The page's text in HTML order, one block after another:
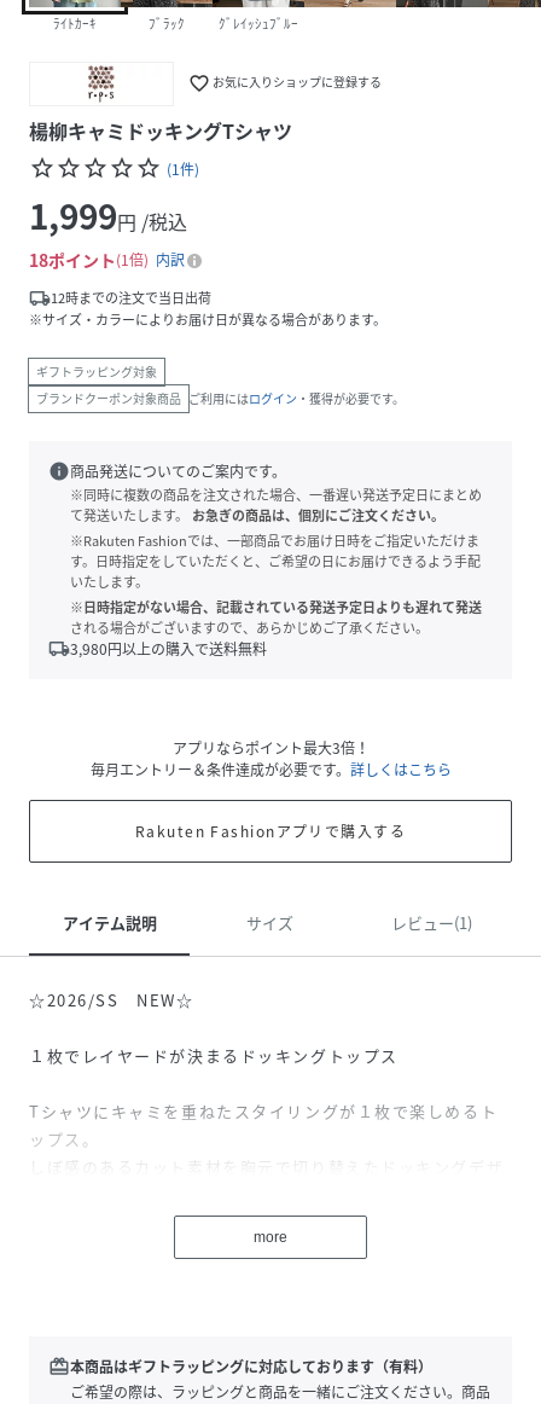
ﾗｲﾄｶｰｷ ﾌﾞﾗｯｸ ｸﾞﾚｲｯｼｭﾌﾞﾙｰ
favorite_border お気に入りショップに登録する
楊柳キャミドッキングTシャツ
star_borderstar_borderstar_borderstar_borderstar_border (1件)
1,999円 /税込
18ポイント 1倍
内訳
local_shipping12時までの注文で当日出荷
※サイズ・カラーによりお届け日が異なる場合があります。
ギフトラッピング対象
ブランドクーポン対象商品 ご利用にはログイン ・獲得が必要です。
info商品発送についてのご案内です。
※同時に複数の商品を注文された場合、一番遅い発送予定日にまとめ
て発送いたします。
お急ぎの商品は、個別にご注文ください。
※Rakuten Fashionでは、一部商品でお届け日時をご指定いただけま
す。日時指定をしていただくと、ご希望の日にお届けできるよう手配
いたします。
※日時指定がない場合、記載されている発送予定日よりも遅れて発送
される場合がございますので、あらかじめご了承ください。
local_shipping3,980円以上の購入で送料無料
アプリならポイント最大3倍！
毎月エントリー＆条件達成が必要です。 詳しくはこちら
Rakuten Fashionアプリで購入する
アイテム説明 サイズ レビュー(1)
☆2026/SS NEW☆
１枚でレイヤードが決まるドッキングトップス
Tシャツにキャミを重ねたスタイリングが１枚で楽しめるト
ップス。
しぼ感のあるカット素材を胸元で切り替えたドッキングデザ
切り替え部分はフリルをあしらって甘さをプラス。
肩紐は縫いつけてあるのでずり落ちる心配もありません。
裏地なし
伸縮性あり
more
redeem本商品はギフトラッピングに対応しております（有料）
ご希望の際は、ラッピングと商品を一緒にご注文ください。商品